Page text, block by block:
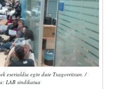
eserialdia egin dute Txagorritxun. /
LAB sindikatua